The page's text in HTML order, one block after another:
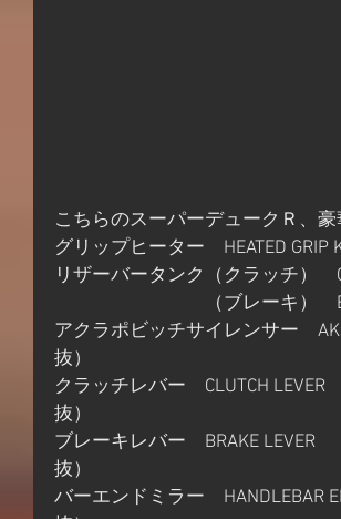
こちらのスーパーデュークＲ、
グリップヒーター　HEATED GRIP
リザーバータンク（クラッチ）　
（ブレーキ）　BRAKE
アクラポビッチサイレンサー　
抜）
クラッチレバー　CLUTCH
抜）
ブレーキレバー　BRAKE LEVER
抜）
バーエンドミラー　HANDLEBAR